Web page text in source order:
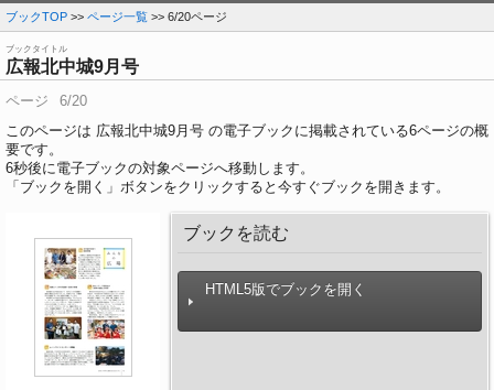
ブックTOP >> ページ一覧 >> 6/20ページ
ブックタイトル
広報北中城9月号
ページ
6/20
このページは 広報北中城9月号 の電子ブックに掲載されている6ページの概
要です。
6秒後に電子ブックの対象ページへ移動します。
「ブックを開く」ボタンをクリックすると今すぐブックを開きます。
ブックを読む
HTML5版でブックを開く